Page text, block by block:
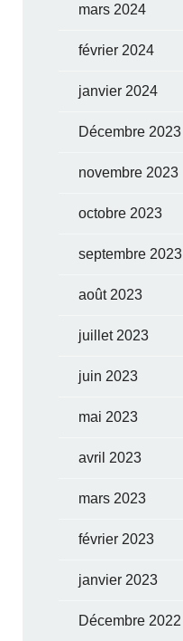
mars 2024
février 2024
janvier 2024
Décembre 2023
novembre 2023
octobre 2023
septembre 2023
août 2023
juillet 2023
juin 2023
mai 2023
avril 2023
mars 2023
février 2023
janvier 2023
Décembre 2022